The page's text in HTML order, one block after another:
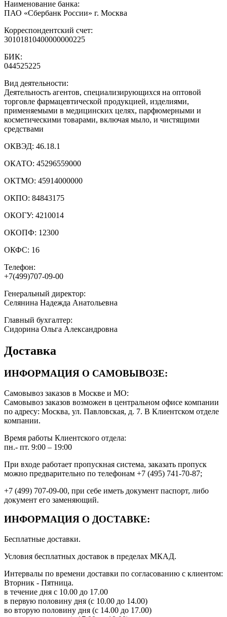
Наименование банка:
ПАО «Сбербанк России» г. Москва
Корреспондентский счет:
30101810400000000225
БИК:
044525225
Вид деятельности:
Деятельность агентов, специализирующихся на оптовой
торговле фармацевтической продукцией, изделиями,
применяемыми в медицинских целях, парфюмерными и
косметическими товарами, включая мыло, и чистящими
средствами
ОКВЭД: 46.18.1
ОКАТО: 45296559000
ОКТМО: 45914000000
ОКПО: 84843175
ОКОГУ: 4210014
ОКОПФ: 12300
ОКФС: 16
Телефон:
+7(499)707-09-00
Генеральный директор:
Селянина Надежда Анатольевна
Главный бухгалтер:
Сидорина Ольга Александровна
Доставка
ИНФОРМАЦИЯ О САМОВЫВОЗЕ:
Самовывоз заказов в Москве и МО:
Самовывоз заказов возможен в центральном офисе компании
по адресу: Москва, ул. Павловская, д. 7. В Клиентском отделе
компании.
Время работы Клиентского отдела:
пн.- пт. 9:00 – 19:00
При входе работает пропускная система, заказать пропуск
можно предварительно по телефонам +7 (495) 741-70-87;
+7 (499) 707-09-00, при себе иметь документ паспорт, либо
документ его заменяющий.
ИНФОРМАЦИЯ О ДОСТАВКЕ:
Бесплатные доставки.
Условия бесплатных доставок в пределах МКАД.
Интервалы по времени доставки по согласованию с клиентом:
Вторник - Пятница.
в течение дня с 10.00 до 17.00
в первую половину дня (с 10.00 до 14.00)
во вторую половину дня (с 14.00 до 17.00)